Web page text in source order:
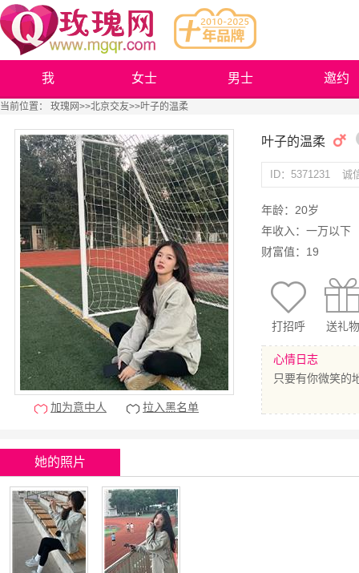
我 女士 男士 邀约
当前位置： 玫瑰网>>北京交友>>叶子的温柔
叶子的温柔
ID：5371231 诚
年龄：20岁
年收入：一万以下
财富值：19
打招呼 送礼物
心情日志
只要有你微笑的
加为意中人 拉入黑名单
她的照片